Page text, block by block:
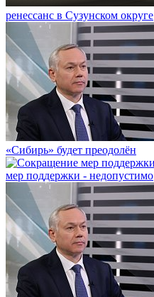
ренессанс в Сузунском округе
«Сибирь» будет преодолён
мер поддержки - недопустимо